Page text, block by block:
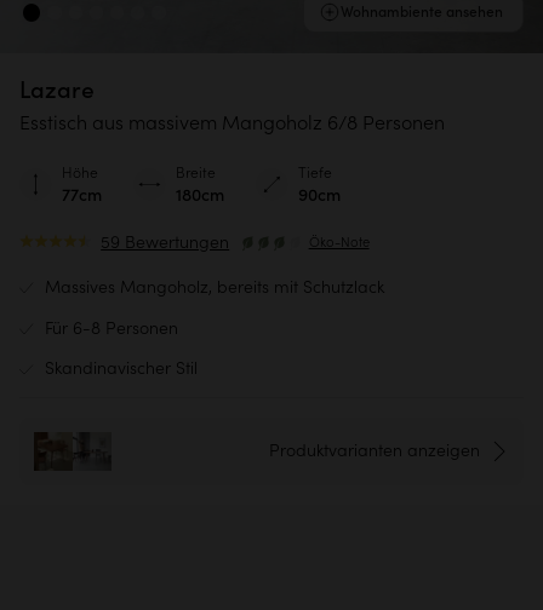
Wohnambiente ansehen
Lazare
Esstisch aus massivem Mangoholz 6/8 Personen
59 Bewertungen Öko-Note
Massives Mangoholz, bereits mit Schutzlack
Für 6-8 Personen
Skandinavischer Stil
Höhe
77cm
Breite
180cm
Tiefe
90cm
Produktvarianten anzeigen